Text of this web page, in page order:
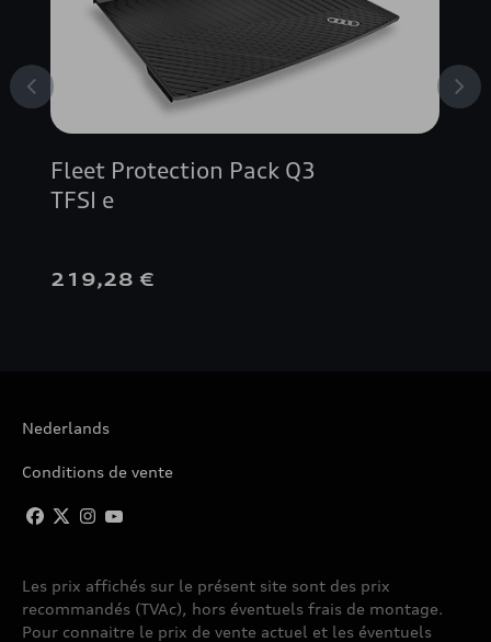
Fleet Protection Pack Q3
TFSI e
219,28 €
Nederlands
Conditions de vente
Les prix affichés sur le présent site sont des prix
recommandés (TVAc), hors éventuels frais de montage.
Pour connaitre le prix de vente actuel et les éventuels